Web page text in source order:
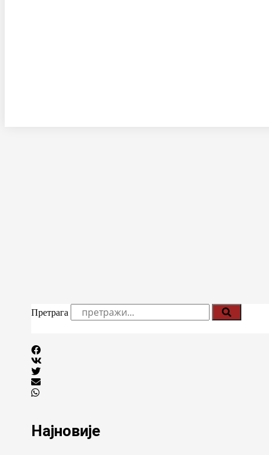
Претрага
Најновије